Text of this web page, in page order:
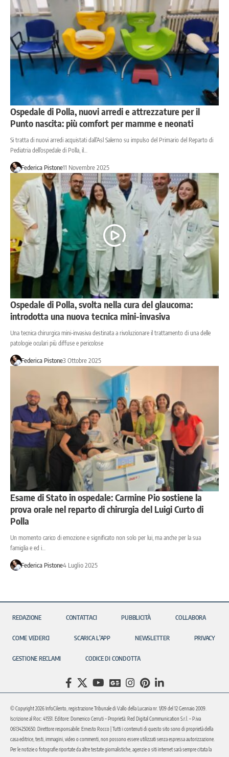
Ospedale di Polla, nuovi arredi e attrezzature per il
Punto nascita: più comfort per mamme e neonati
Si tratta di nuovi arredi acquistati dall’Asl Salerno su impulso del Primario del Reparto di
Pediatria dell’ospedale di Polla, il…
Federica Pistone11 Novembre 2025
Ospedale di Polla, svolta nella cura del glaucoma:
introdotta una nuova tecnica mini-invasiva
Una tecnica chirurgica mini-invasiva destinata a rivoluzionare il trattamento di una delle
patologie oculari più diffuse e pericolose
Federica Pistone3 Ottobre 2025
Esame di Stato in ospedale: Carmine Pio sostiene la
prova orale nel reparto di chirurgia del Luigi Curto di
Polla
Un momento carico di emozione e significato non solo per lui, ma anche per la sua
famiglia e ed i…
Federica Pistone4 Luglio 2025
REDAZIONE CONTATTACI PUBBLICITÀ COLLABORA
COME VEDERCI SCARICA L’APP NEWSLETTER PRIVACY
GESTIONE RECLAMI CODICE DI CONDOTTA
© Copyright 2026 InfoCilento, registrazione Tribunale di Vallo della Lucania nr. 1/09 del 12 Gennaio 2009.
Iscrizione al Roc: 41551. Editore: Domenico Cerruti – Proprietà: Red Digital Communication S.r.l. – P.iva
06134250650. Direttore responsabile: Ernesto Rocco | Tutti i contenuti di questo sito sono di proprietà della
casa editrice, testi, immagini, video o commenti, non possono essere utilizzati senza espressa autorizzazione.
Per le notizie o fotografie riportate da altre testate giornalistiche, agenzie o siti internet sarà sempre citata la